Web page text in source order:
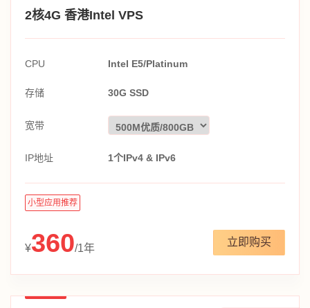
2核4G 香港Intel VPS
CPU Intel E5/Platinum
存储 30G SSD
宽带
IP地址 1个IPv4 & IPv6
小型应用推荐
¥360/1年
立即购买